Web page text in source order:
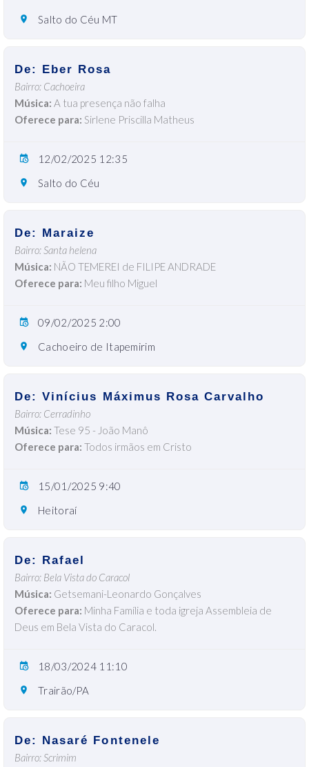
Salto do Céu MT
De: Eber Rosa
Bairro: Cachoeira
Música: A tua presença não falha
Oferece para: Sirlene Priscilla Matheus
12/02/2025 12:35
Salto do Céu
De: Maraize
Bairro: Santa helena
Música: NÃO TEMEREI de FILIPE ANDRADE
Oferece para: Meu filho Miguel
09/02/2025 2:00
Cachoeiro de Itapemirim
De: Vinícius Máximus Rosa Carvalho
Bairro: Cerradinho
Música: Tese 95 - João Manô
Oferece para: Todos irmãos em Cristo
15/01/2025 9:40
Heitoraí
De: Rafael
Bairro: Bela Vista do Caracol
Música: Getsemani-Leonardo Gonçalves
Oferece para: Minha Família e toda igreja Assembleia de
Deus em Bela Vista do Caracol.
18/03/2024 11:10
Trairão/PA
De: Nasaré Fontenele
Bairro: Scrimim